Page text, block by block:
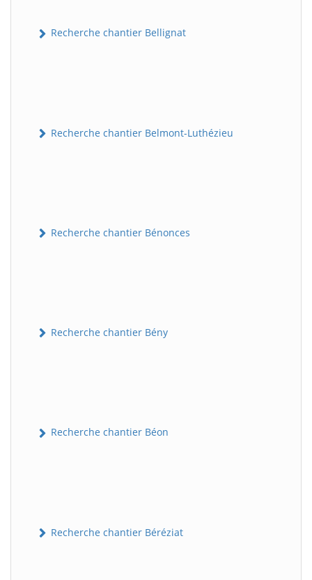
Recherche chantier Bellignat
Recherche chantier Belmont-Luthézieu
Recherche chantier Bénonces
Recherche chantier Bény
Recherche chantier Béon
Recherche chantier Béréziat